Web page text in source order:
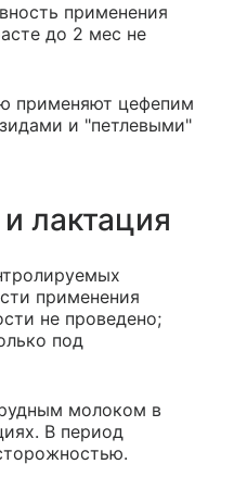
применения
до 2 мес не
применяют цефепим
и "петлевыми"
лактация
применения
не проведено;
под
молоком в
В период